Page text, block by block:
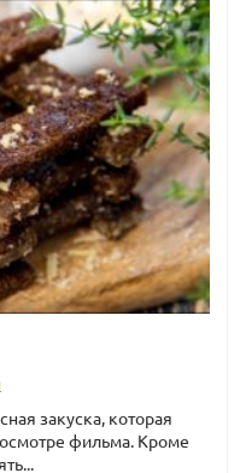
закуска, которая
фильма. Кроме